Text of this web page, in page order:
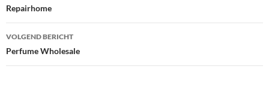
navigatie
Repairhome
VOLGEND BERICHT
Perfume Wholesale